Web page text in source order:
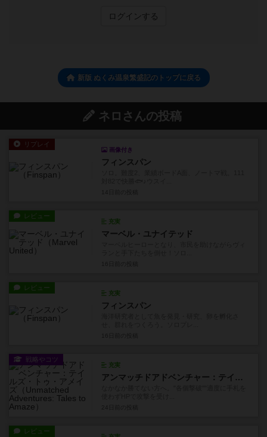
ログインする
新版 ぬくみ温泉繁盛記のトップに戻る
ネロさんの投稿
リプレイ
画像付き
フィンスパン
レビュー
充実
マーベル・ユナイテッド
レビュー
充実
フィンスパン
戦略やコツ
充実
アンマッチドアドベンチャー：テイルズ・トゥ・アメイズ
レビュー